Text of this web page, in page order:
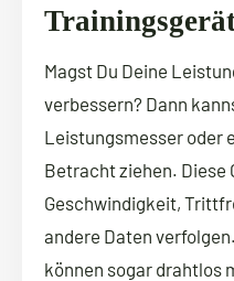
Magst Du Deine
verbessern? Dann
Leistungsmesser oder
Betracht ziehen. Diese
Geschwindigkeit,
andere Daten
können sogar drahtlos